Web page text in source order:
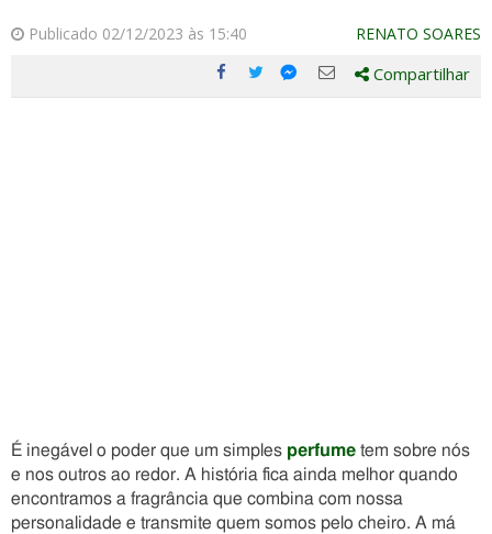
Publicado 02/12/2023 às 15:40 RENATO SOARES
Compartilhe
Compartilhe
Compartilhe
Compartilhe
Compartilhar
É inegável o poder que um simples perfume tem sobre nós
e nos outros ao redor. A história fica ainda melhor quando
encontramos a fragrância que combina com nossa
personalidade e transmite quem somos pelo cheiro. A má